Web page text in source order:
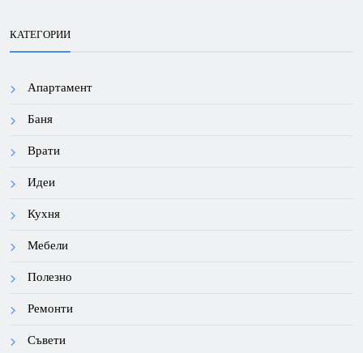
КАТЕГОРИИ
Апартамент
Баня
Врати
Идеи
Кухня
Мебели
Полезно
Ремонти
Съвети